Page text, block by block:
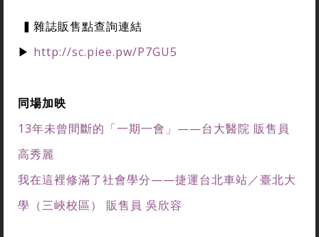
▍雜誌販售點查詢連結
▶ http://sc.piee.pw/P7GU5
同場加映
13年未曾間斷的「一期一會」——台大醫院 販售員
高秀麗
我在這裡修滿了社會學分——捷運台北車站／臺北大
學（三峽校區） 販售員 吳欣容